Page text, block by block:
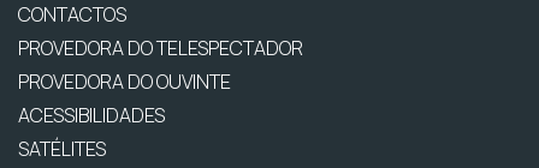
CONTACTOS
PROVEDORA DO TELESPECTADOR
PROVEDORA DO OUVINTE
ACESSIBILIDADES
SATÉLITES